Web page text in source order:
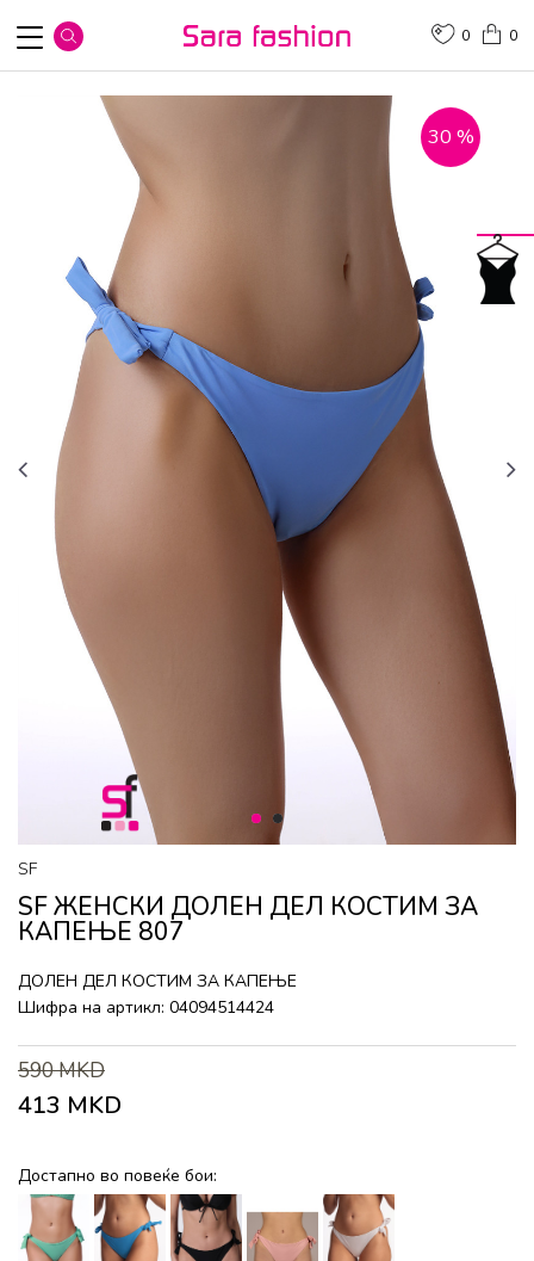
0
0
1 2
30 %
SF
SF ЖЕНСКИ ДОЛЕН ДЕЛ КОСТИМ ЗА
КАПЕЊЕ 807
ДОЛЕН ДЕЛ КОСТИМ ЗА КАПЕЊЕ
Шифра на артикл: 04094514424
590MKD
413 MKD
Достапно во повеќе бои: